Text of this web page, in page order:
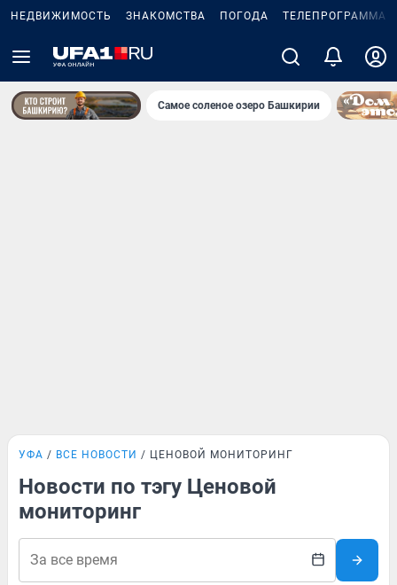
НЕДВИЖИМОСТЬ ЗНАКОМСТВА ПОГОДА ТЕЛЕПРОГРАММА
Самое соленое озеро Башкирии
УФА ВСЕ НОВОСТИ ЦЕНОВОЙ МОНИТОРИНГ
Новости по тэгу Ценовой
мониторинг